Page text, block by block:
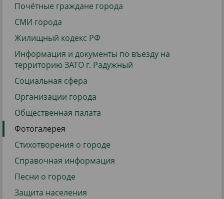
Почётные граждане города
СМИ города
Жилищный кодекс РФ
Информация и документы по въезду на
территорию ЗАТО г. Радужный
Социальная сфера
Организации города
Общественная палата
Фотогалерея
Стихотворения о городе
Справочная информация
Песни о городе
Защита населения